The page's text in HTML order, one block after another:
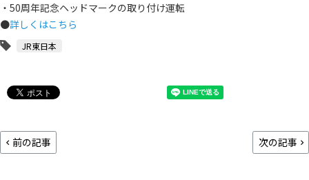
・50周年記念ヘッドマークの取り付け運転
●詳しくはこちら
JR東日本
前の記事 次の記事